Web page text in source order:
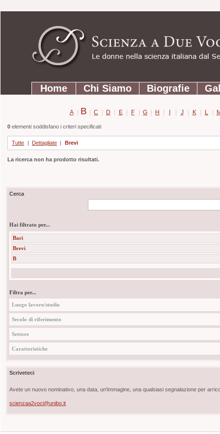
contenuti.
Strumenti
personali
SezioniHome Chi Siamo Biografie
A | B | C | D | E | F | G | H | I | J | K | L |
0elementi soddisfano i criteri specificati
Tutte | Dettagliate | Brevi
La ricerca non ha prodotto risultati.
Cerca
Hai filtrato per...
Bari
Brevi
B
Filtra per...
Luogo lavoro/studio
Secolo di riferimento
Settore
Caratteristiche
Scriveteci
Avete un nuovo nominativo, una data, un'immagine, una qualsiasi segnalazione per
scienzaa2voci@unibo.it